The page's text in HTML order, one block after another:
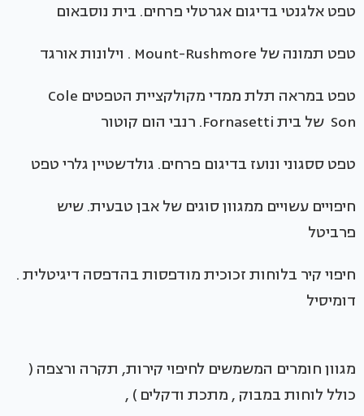
טפט אלגנטי בדיגום אגרטלי פרחים. בית נוסבאום
טפט תמונה של Mount-Rushmore . וילונות אורגד
טפט במראה תלת ממדי מקולקציית הטפטים Cole
Son של בית Fornasetti. רנבי הום קוטור
טפט ססגוני ונועז בדיגום פרחים. גולדשטיין גלרי טפט
חיפויים עשויים ממגוון סוגים של אבן טבעית. שיש
פרביטל
חיפוי קיר בלוחות זכוכית מודפסות בהדפסה דיגיטלית .
דומיסיל
מגוון חומרים המשמשים לחיפוי קירות, תקרה ורצפה (
כולל לוחות במבוק , מתכת ודקלים ) ,